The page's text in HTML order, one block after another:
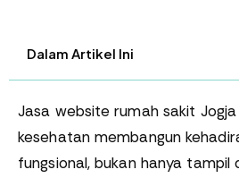
Dalam Artikel Ini
Jasa website rumah sakit
kesehatan membangun
fungsional, bukan hanya tampil